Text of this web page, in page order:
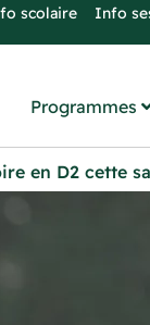
scolaire Info
Programmes
en D2 cette